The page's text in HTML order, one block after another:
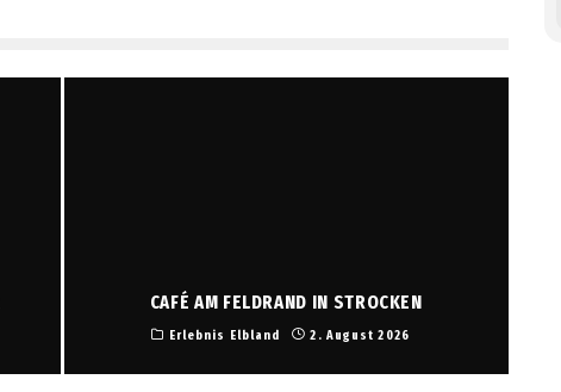
CAFÉ AM FELDRAND IN STROCKEN
Erlebnis Elbland 2. August 2026